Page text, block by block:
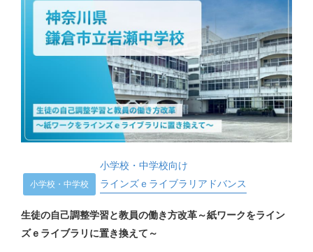
小学校・中学校
小学校・中学校向け
ラインズｅライブラリアドバンス
生徒の自己調整学習と教員の働き方改革～紙ワークをライン
ズｅライブラリに置き換えて～